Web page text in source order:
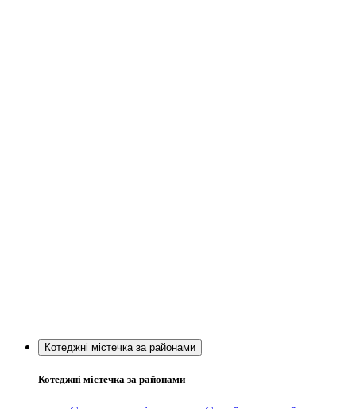
Котеджні містечка за районами
Котеджні містечка за районами